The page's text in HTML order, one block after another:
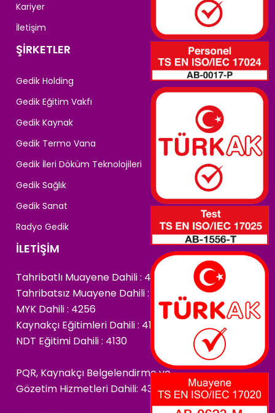
Kariyer
İletişim
ŞİRKETLER
Gedik Holding
Gedik Eğitim Vakfı
Gedik Kaynak
Gedik Termo Vana
Gedik İleri Döküm Teknolojileri
Gedik Sağlık
Gedik Sanat
Radyo Gedik
İLETİŞİM
Tahribatlı Muayene Dahili : 4222
Tahribatsız Muayene Dahili : 4266
MYK Dahili : 4256
Kaynakçı Eğitimleri Dahili : 4174
NDT Eğitimi Dahili : 4130
PQR, Kaynakçı Belgelendirme ve
Gözetim Hizmetleri Dahili: 4325